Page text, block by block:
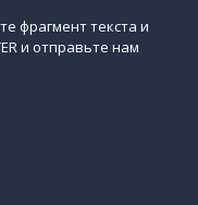
фрагмент текста и
и отправьте нам